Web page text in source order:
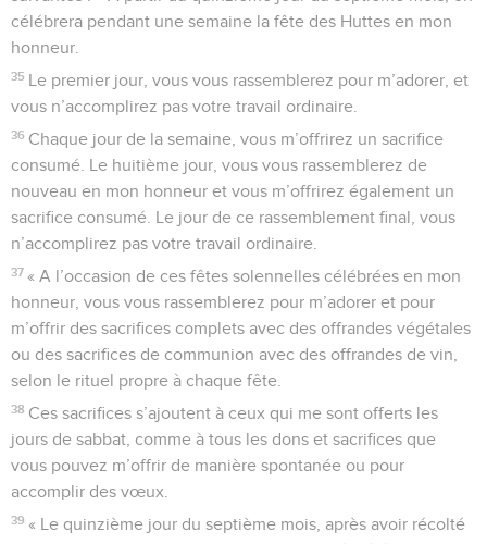
célébrera pendant une semaine la fête des Huttes en mon
honneur.
35 Le premier jour, vous vous rassemblerez pour m’adorer, et
vous n’accomplirez pas votre travail ordinaire.
36 Chaque jour de la semaine, vous m’offrirez un sacrifice
consumé. Le huitième jour, vous vous rassemblerez de
nouveau en mon honneur et vous m’offrirez également un
sacrifice consumé. Le jour de ce rassemblement final, vous
n’accomplirez pas votre travail ordinaire.
37 « A l’occasion de ces fêtes solennelles célébrées en mon
honneur, vous vous rassemblerez pour m’adorer et pour
m’offrir des sacrifices complets avec des offrandes végétales
ou des sacrifices de communion avec des offrandes de vin,
selon le rituel propre à chaque fête.
38 Ces sacrifices s’ajoutent à ceux qui me sont offerts les
jours de sabbat, comme à tous les dons et sacrifices que
vous pouvez m’offrir de manière spontanée ou pour
accomplir des vœux.
39 « Le quinzième jour du septième mois, après avoir récolté